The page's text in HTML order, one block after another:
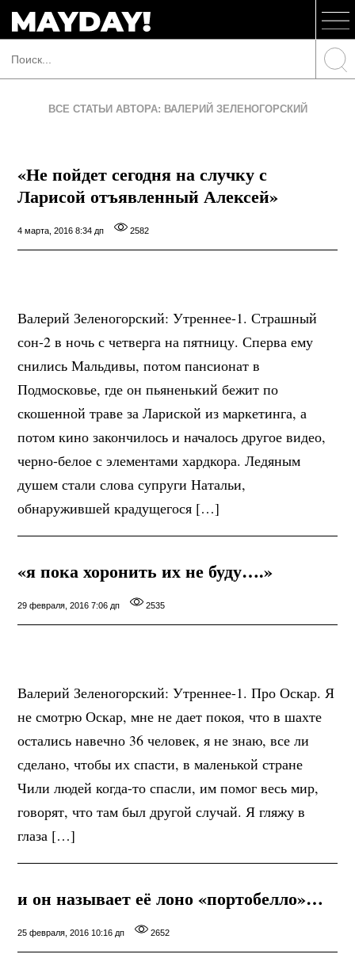
ВСЕ СТАТЬИ АВТОРА: ВАЛЕРИЙ ЗЕЛЕНОГОРСКИЙ
«Не пойдет сегодня на случку с
Ларисой отъявленный Алексей»
4 марта, 2016 8:34 дп 2582
Валерий Зеленогорский: Утреннее-1. Страшный
сон-2 в ночь с четверга на пятницу. Сперва ему
снились Мальдивы, потом пансионат в
Подмосковье, где он пьяненький бежит по
скошенной траве за Лариской из маркетинга, а
потом кино закончилось и началось другое видео,
черно-белое с элементами хардкора. Ледяным
душем стали слова супруги Натальи,
обнаружившей крадущегося […]
«я пока хоронить их не буду….»
29 февраля, 2016 7:06 дп 2535
Валерий Зеленогорский: Утреннее-1. Про Оскар. Я
не смотрю Оскар, мне не дает покоя, что в шахте
остались навечно 36 человек, я не знаю, все ли
сделано, чтобы их спасти, в маленькой стране
Чили людей когда-то спасли, им помог весь мир,
говорят, что там был другой случай. Я гляжу в
глаза […]
и он называет её лоно «портобелло»…
25 февраля, 2016 10:16 дп 2652